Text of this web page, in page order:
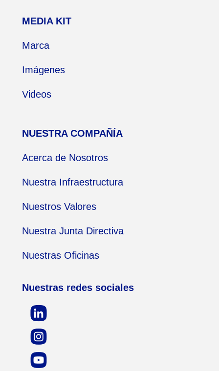
MEDIA KIT
Marca
Imágenes
Videos
NUESTRA COMPAÑÍA
Acerca de Nosotros
Nuestra Infraestructura
Nuestros Valores
Nuestra Junta Directiva
Nuestras Oficinas
Nuestras redes sociales